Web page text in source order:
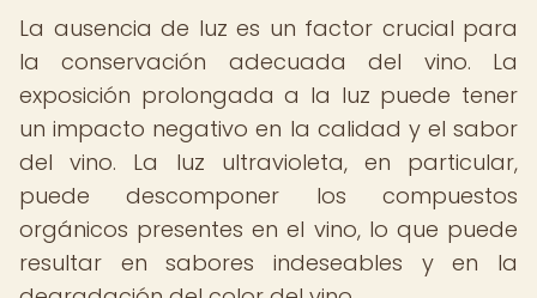
La ausencia de luz es un factor crucial para
la conservación adecuada del vino. La
exposición prolongada a la luz puede tener
un impacto negativo en la calidad y el sabor
del vino. La luz ultravioleta, en particular,
puede descomponer los compuestos
orgánicos presentes en el vino, lo que puede
resultar en sabores indeseables y en la